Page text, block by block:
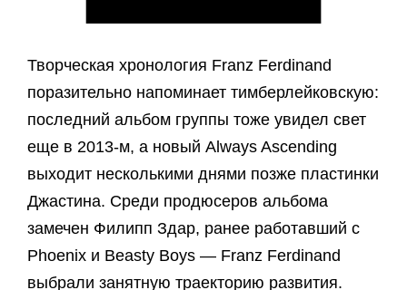
Творческая хронология Franz Ferdinand
поразительно напоминает тимберлейковскую:
последний альбом группы тоже увидел свет
еще в 2013-м, а новый Always Ascending
выходит несколькими днями позже пластинки
Джастина. Среди продюсеров альбома
замечен Филипп Здар, ранее работавший с
Phoenix и Beasty Boys — Franz Ferdinand
выбрали занятную траекторию развития.